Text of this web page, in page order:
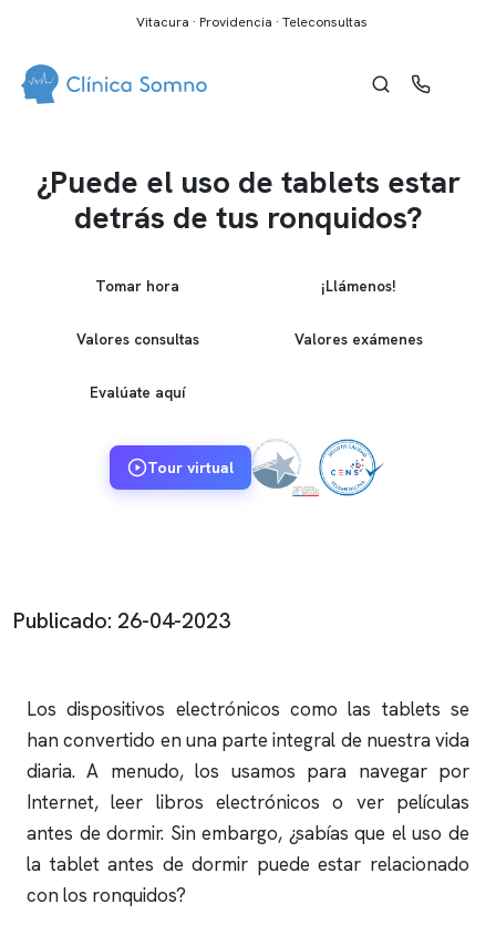
Vitacura · Providencia · Teleconsultas
¿Puede el uso de tablets estar
detrás de tus ronquidos?
Tomar hora ¡Llámenos!
Valores consultas Valores exámenes
Evalúate aquí
Tour virtual
Publicado: 26-04-2023
Los dispositivos electrónicos como las tablets se
han convertido en una parte integral de nuestra vida
diaria. A menudo, los usamos para navegar por
Internet, leer libros electrónicos o ver películas
antes de dormir. Sin embargo, ¿sabías que el uso de
la tablet antes de dormir puede estar relacionado
con los ronquidos?